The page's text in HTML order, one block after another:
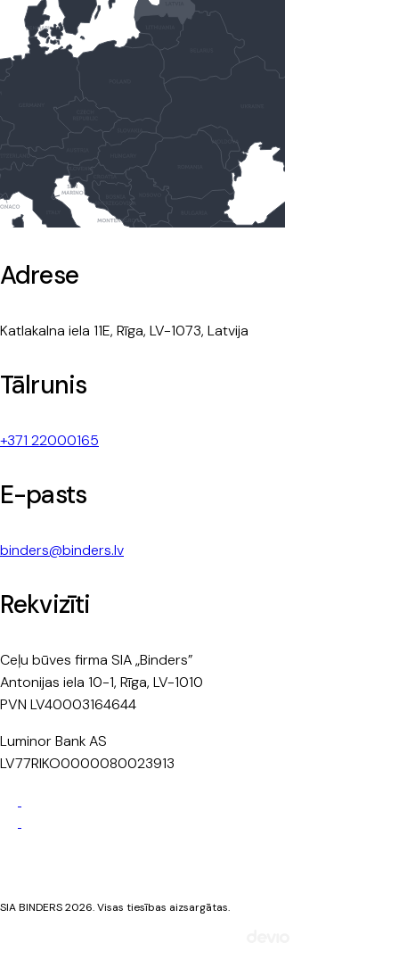
Adrese
Katlakalna iela 11E, Rīga, LV-1073, Latvija
Tālrunis
+371 22000165
E-pasts
binders@binders.lv
Rekvizīti
Ceļu būves firma SIA „Binders”
Antonijas iela 10-1, Rīga, LV-1010
PVN LV40003164644
Luminor Bank AS
LV77RIKO0000080023913
SIA BINDERS 2026. Visas tiesības aizsargātas.